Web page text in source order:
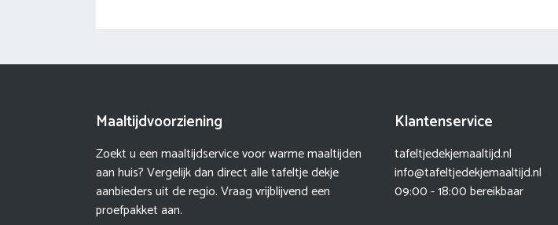
Maaltijdvoorziening
Zoekt u een maaltijdservice voor warme maaltijden
aan huis? Vergelijk dan direct alle tafeltje dekje
aanbieders uit de regio. Vraag vrijblijvend een
proefpakket aan.
Klantenservice
tafeltjedekjemaaltijd.nl
info@tafeltjedekjemaaltijd.nl
09:00 - 18:00 bereikbaar